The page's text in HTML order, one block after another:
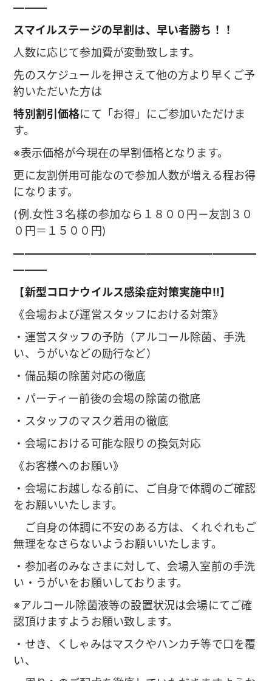
———
スマイルステージの早割は、早い者勝ち！！
人数に応じて参加費が変動致します。
先のスケジュールを押さえて他の方より早くご予
約いただいた方は
特別割引価格にて「お得」にご参加いただけま
す。
※表示価格が今現在の早割価格となります。
更に友割併用可能なので参加人数が増える程お得
になります。
(例.女性３名様の参加なら１８００円－友割３０
０円＝１５００円)
——————————————————————
———
【新型コロナウイルス感染症対策実施中!!】
《会場および運営スタッフにおける対策》
・運営スタッフの予防（アルコール除菌、手洗
い、うがいなどの励行など）
・備品類の除菌対応の徹底
・パーティー前後の会場の除菌の徹底
・スタッフのマスク着用の徹底
・会場における可能な限りの換気対応
《お客様へのお願い》
・会場にお越しなる前に、ご自身で体調のご確認
をお願いいたします。
ご自身の体調に不安のある方は、くれぐれもご
無理をなさらないようお願いいたします。
・参加者のみなさまに対して、会場入室前の手洗
い・うがいをお願いしております。
※アルコール除菌液等の設置状況は会場にてご確
認頂けますようお願い致します。
・せき、くしゃみはマスクやハンカチ等で口を覆
い、